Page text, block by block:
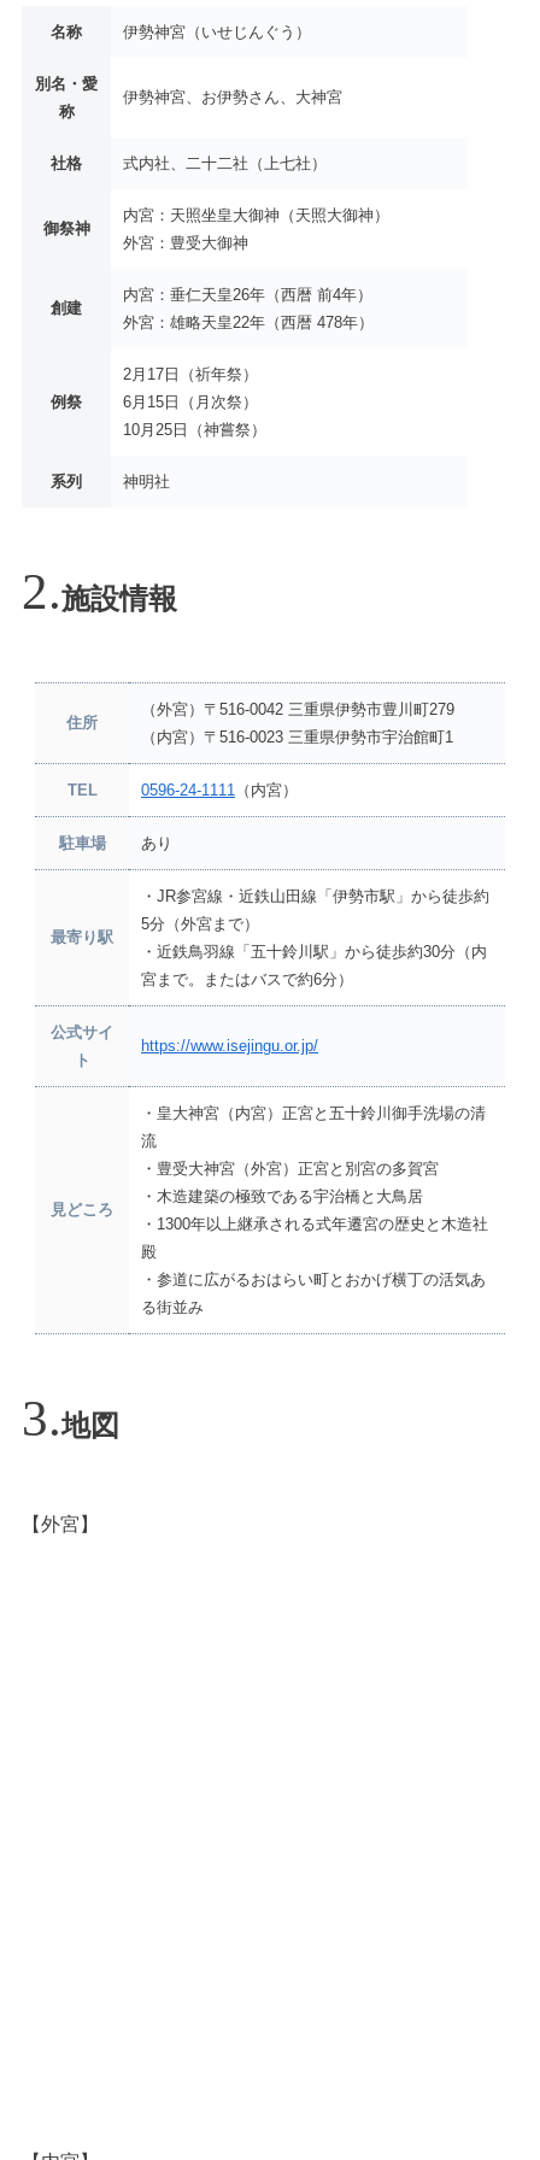
名称 伊勢神宮（いせじんぐう）
別名・愛
称
伊勢神宮、お伊勢さん、大神宮
社格 式内社、二十二社（上七社）
御祭神
内宮：天照坐皇大御神（天照大御神）
外宮：豊受大御神
創建
内宮：垂仁天皇26年（西暦 前4年）
外宮：雄略天皇22年（西暦 478年）
例祭
2月17日（祈年祭）
6月15日（月次祭）
10月25日（神嘗祭）
系列 神明社
施設情報
住所
（外宮）〒516-0042 三重県伊勢市豊川町279
（内宮）〒516-0023 三重県伊勢市宇治館町1
TEL 0596-24-1111 （内宮）
駐車場 あり
最寄り駅
・JR参宮線・近鉄山田線「伊勢市駅」から徒歩約
5分（外宮まで）
・近鉄鳥羽線「五十鈴川駅」から徒歩約30分（内
宮まで。またはバスで約6分）
公式サイ
ト
https://www.isejingu.or.jp/
見どころ
・皇大神宮（内宮）正宮と五十鈴川御手洗場の清
流
・豊受大神宮（外宮）正宮と別宮の多賀宮
・木造建築の極致である宇治橋と大鳥居
・1300年以上継承される式年遷宮の歴史と木造社
殿
・参道に広がるおはらい町とおかげ横丁の活気あ
る街並み
地図
【外宮】